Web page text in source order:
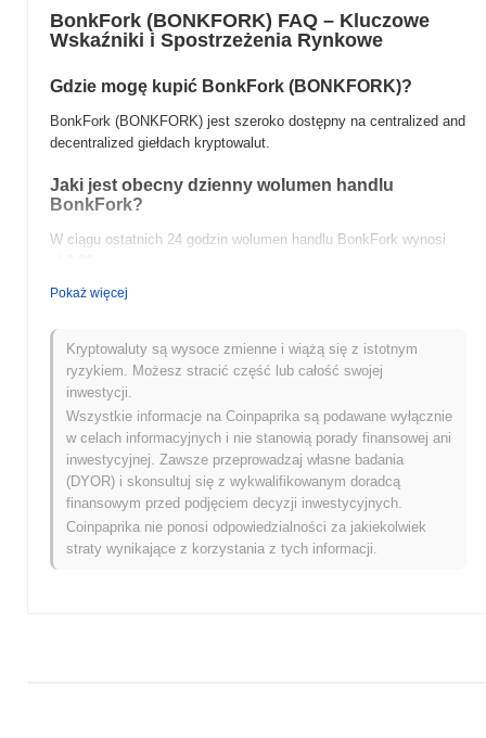
BonkFork (BONKFORK) FAQ – Kluczowe
Wskaźniki i Spostrzeżenia Rynkowe
Gdzie mogę kupić BonkFork (BONKFORK)?
BonkFork (BONKFORK) jest szeroko dostępny na centralized and
decentralized giełdach kryptowalut.
Jaki jest obecny dzienny wolumen handlu
BonkFork?
W ciągu ostatnich 24 godzin wolumen handlu BonkFork wynosi
Jaka jest historia zakresu cen BonkFork?
Najwyższy Poziom Historyczny (ATH):
Najniższy Poziom Historyczny (ATL):
zł 0.00
BonkFork jest obecnie notowany
Jak BonkFork radzi sobie w porównaniu z
szerszym rynkiem kryptowalut?
W ciągu ostatnich 7 dni BonkFork zyskał0.00%, osiągając
gorsze wyniki niż ogólny rynek kryptowalut który odnotował
wzrost o0.04%. Wskazuje to na tymczasowe opóźnienie w akcji
cenowej BONKFORK w stosunku do szerszego impulsu
Pokaż więcej
Kryptowaluty są wysoce zmienne i wiążą się z istotnym
ryzykiem. Możesz stracić część lub całość swojej
inwestycji.
Wszystkie informacje na Coinpaprika są podawane wyłącznie
w celach informacyjnych i nie stanowią porady finansowej ani
inwestycyjnej. Zawsze przeprowadzaj własne badania
(DYOR) i skonsultuj się z wykwalifikowanym doradcą
finansowym przed podjęciem decyzji inwestycyjnych.
Coinpaprika nie ponosi odpowiedzialności za jakiekolwiek
straty wynikające z korzystania z tych informacji.